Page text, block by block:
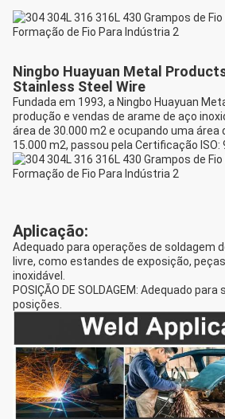
Ningbo Huayuan Metal
Stainless Steel Wire
Fundada em 1993, a Ningbo Huayuan
produção e vendas de arame de aço
área de 30.000 m2 e ocupando uma área
15.000 m2, passou pela Certificação ISO:
Aplicação:
Adequado para operações de soldagem
livre, como estandes de exposição,
inoxidável.
POSIÇÃO DE SOLDAGEM: Adequado
posições.